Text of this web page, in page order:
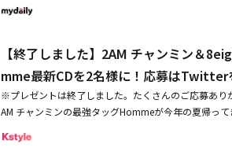
性に変身して戻ってきたユ・スンホは、次回作を早
揺るがした。俳優キム・ムヨル、イ・ジェフン、
除隊を申告した。彼らは除隊後、本業に戻って活発な
概論」「パパロッティ」、SBSドラマ「ファッショ
ジェフンは、除隊を控えて多くの作品からラブコール
扉」を復帰作に選び、話題を生んだ。イ・ジェフン
と書かれたパネルを持ってHOMMEのコンサートをPR
く微笑んでいる。2AM、8eightのメインボーカルの
「HOMME」は、2010年「ご飯だけはちゃんと食べ
OMMEは23日と24日の午後8時にソウル世宗(セジョン
EがFEMMEに会ったとき」を開催し、ファンと会う
ちろん、冬にピッタリな2AMと8eightの名曲もライブ
【終了しました】2AM チャンミン＆
mme最新CDを2名様に！応募はTwitter
※プレゼントは終了しました。たくさんのご応募あ
AM チャンミンの最強タッグHommeが今年の夏帰っ
トとして地位を確保したHommeが2014年7月23日、